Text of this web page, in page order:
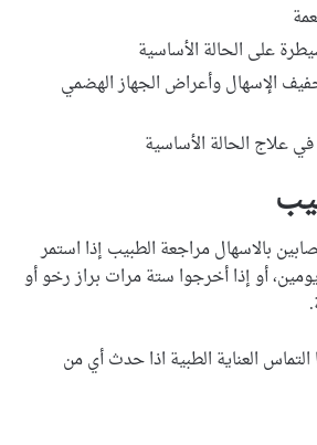
على الحالة الأساسية
الإسهال وأعراض الجهاز الهضمي
علاج الحالة الأساسية
بالاسهال مراجعة الطبيب إذا استمر
أو إذا أخرجوا ستة مرات براز رخو أو
العناية الطبية اذا حدث أي من